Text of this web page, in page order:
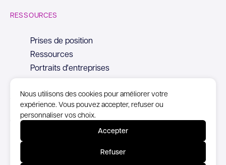
Nous utilisons des cookies pour améliorer votre
expérience. Vous pouvez accepter, refuser ou
personnaliser vos choix.
Accepter
Refuser
RESSOURCES
Prises de position
Ressources
Portraits d'entreprises
© Copyright Syntec, 2026
Politique de confidentialité